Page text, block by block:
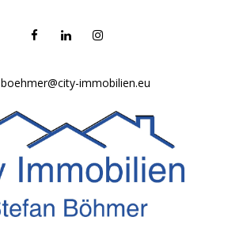
boehmer@city-immobilien.eu